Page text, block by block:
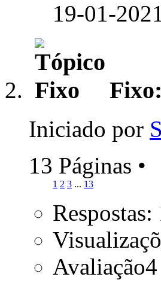
19-01-
Fixo:
Iniciado por
13 Páginas •
1 2 3 ... 13
Respostas: